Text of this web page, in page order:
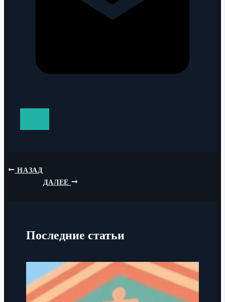
НАЗАД
ДАЛЕЕ
Последние статьи